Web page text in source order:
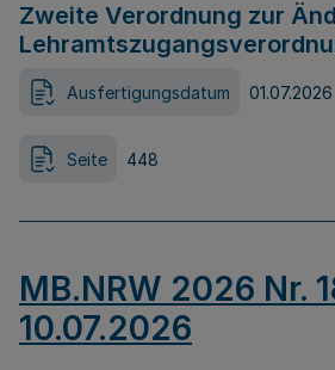
Zweite Verordnung zur
Ausfertigungsdatum 01.07.2026
Seite 448
MB.NRW 2026 Nr.
10.07.2026